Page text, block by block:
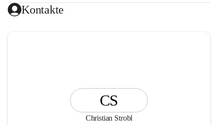
Kontakte
CS
Christian Strobl